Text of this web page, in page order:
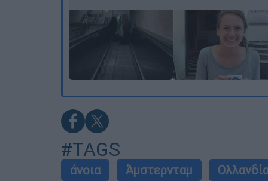
#TAGS
άνοια Άμστερνταμ